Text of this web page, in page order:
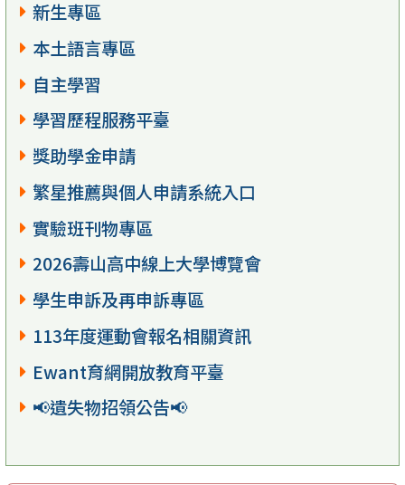
新生專區
本土語言專區
自主學習
學習歷程服務平臺
獎助學金申請
繁星推薦與個人申請系統入口
實驗班刊物專區
2026壽山高中線上大學博覽會
學生申訴及再申訴專區
113年度運動會報名相關資訊
Ewant育網開放教育平臺
📢遺失物招領公告📢